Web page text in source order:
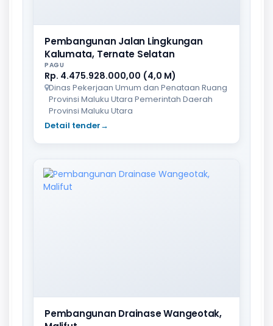
Pembangunan Jalan Lingkungan
Kalumata, Ternate Selatan
PAGU
Rp. 4.475.928.000,00 (4,0 M)
Dinas Pekerjaan Umum dan Penataan Ruang
Provinsi Maluku Utara Pemerintah Daerah
Provinsi Maluku Utara
Detail tender→
Pembangunan Drainase Wangeotak,